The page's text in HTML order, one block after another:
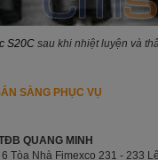
S20C sau khi nhiệt luyện và
SÀNG PHỤC VỤ
QUANG MINH
6 Tòa Nhà Fimexco 231 - 233 Lê